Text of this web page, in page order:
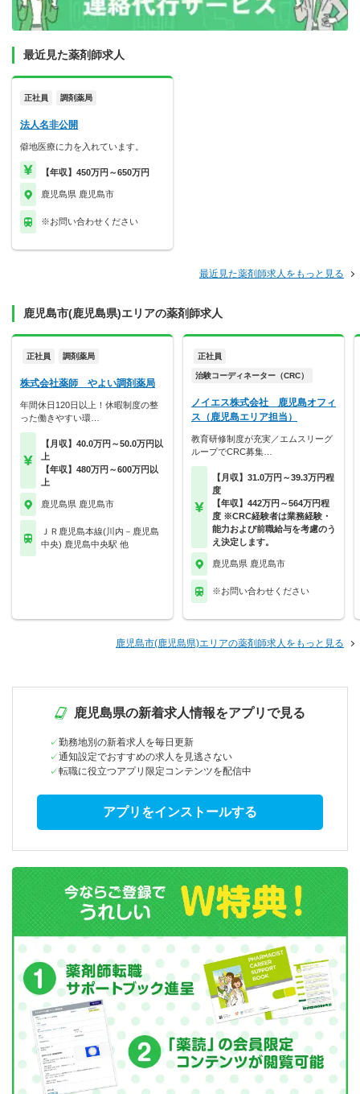
最近見た薬剤師求人
正社員 調剤薬局
法人名非公開
僻地医療に力を入れています。
【年収】450万円～650万円
鹿児島県 鹿児島市
※お問い合わせください
最近見た薬剤師求人をもっと見る
鹿児島市(鹿児島県)エリアの薬剤師求人
正社員 調剤薬局
株式会社薬師 やよい調剤薬局
年間休日120日以上！休暇制度の整
った働きやすい環…
【月収】40.0万円～50.0万円以
上
【年収】480万円～600万円以
上
鹿児島県 鹿児島市
ＪＲ鹿児島本線(川内－鹿児島
中央) 鹿児島中央駅 他
正社員
治験コーディネーター（CRC）
ノイエス株式会社 鹿児島オフィ
ス（鹿児島エリア担当）
教育研修制度が充実／エムスリーグ
ループでCRC募集…
【月収】31.0万円～39.3万円程
度
【年収】442万円～564万円程
度 ※CRC経験者は業務経験・
能力および前職給与を考慮のう
え決定します。
鹿児島県 鹿児島市
※お問い合わせください
鹿児島市(鹿児島県)エリアの薬剤師求人をもっと見る
鹿児島県の新着求人情報をアプリで見る
勤務地別の新着求人を毎日更新
通知設定でおすすめの求人を見逃さない
転職に役立つアプリ限定コンテンツを配信中
アプリをインストールする